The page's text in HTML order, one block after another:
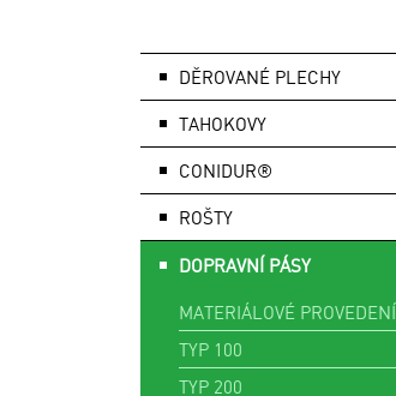
DĚROVANÉ PLECHY
TAHOKOVY
CONIDUR®
ROŠTY
DOPRAVNÍ PÁSY
MATERIÁLOVÉ PROVEDENÍ
TYP 100
TYP 200